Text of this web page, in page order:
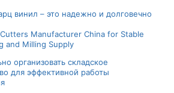
винил – это надежно и долговечно
Manufacturer China for Stable
and Milling Supply
организовать складское
для эффективной работы